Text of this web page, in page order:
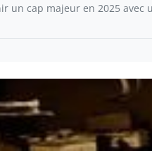
un cap majeur en 2025 avec